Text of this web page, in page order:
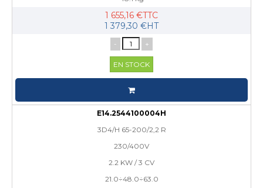
1 655,16 €TTC
1 379,30 €HT
- +
EN STOCK
E14.2544100004H
3D4/H 65-200/2,2 R
230/400V
2.2 KW / 3 CV
21.0÷48.0÷63.0